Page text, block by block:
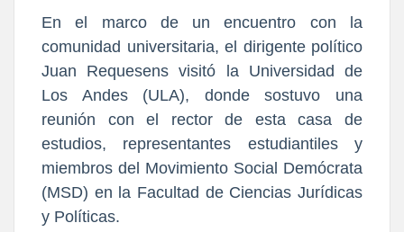
En el marco de un encuentro con la
comunidad universitaria, el dirigente político
Juan Requesens visitó la Universidad de
Los Andes (ULA), donde sostuvo una
reunión con el rector de esta casa de
estudios, representantes estudiantiles y
miembros del Movimiento Social Demócrata
(MSD) en la Facultad de Ciencias Jurídicas
y Políticas.